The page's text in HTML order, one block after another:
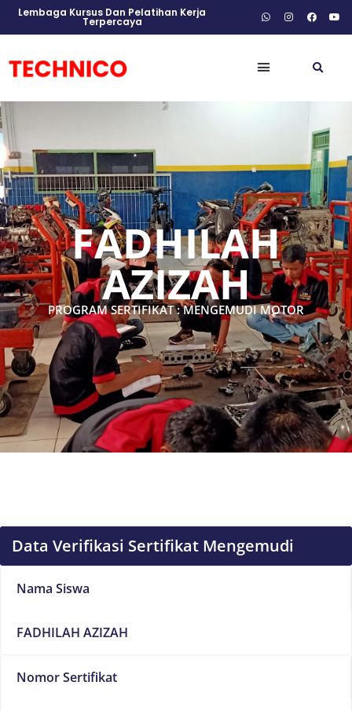
Lembaga Kursus Dan Pelatihan Kerja
Terpercaya
FADHILAH
AZIZAH
PROGRAM SERTIFIKAT : MENGEMUDI MOTOR
Data Verifikasi Sertifikat Mengemudi
Nama Siswa
FADHILAH AZIZAH
Nomor Sertifikat